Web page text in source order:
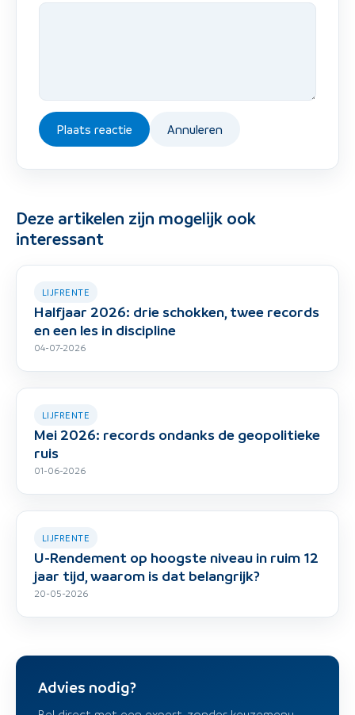
Plaats reactie Annuleren
Deze artikelen zijn mogelijk ook
interessant
LIJFRENTE
Halfjaar 2026: drie schokken, twee records
en een les in discipline
04-07-2026
LIJFRENTE
Mei 2026: records ondanks de geopolitieke
ruis
01-06-2026
LIJFRENTE
U-Rendement op hoogste niveau in ruim 12
jaar tijd, waarom is dat belangrijk?
20-05-2026
Advies nodig?